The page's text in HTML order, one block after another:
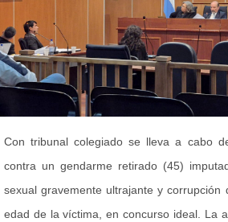
Con tribunal colegiado se lleva a cabo
contra un gendarme retirado (45)
sexual gravemente ultrajante y
edad de la víctima, en concurso ideal. La